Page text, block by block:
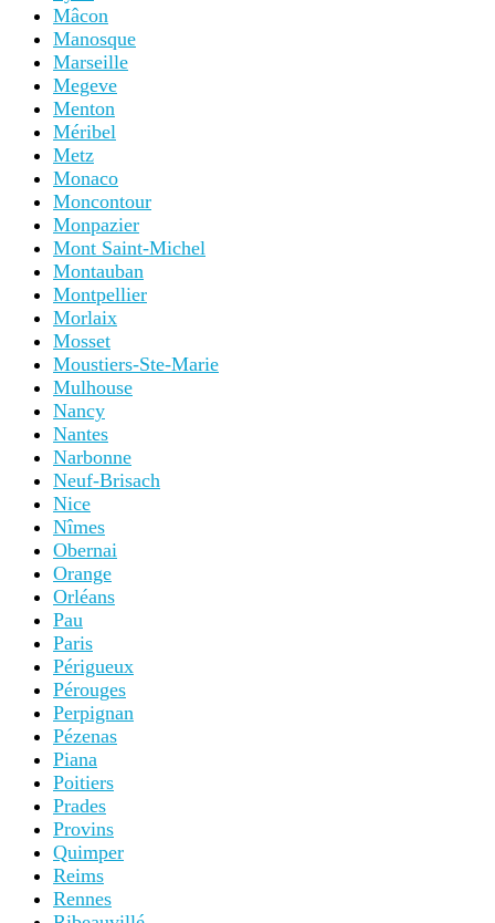
Mâcon
Manosque
Marseille
Megeve
Menton
Méribel
Metz
Monaco
Moncontour
Monpazier
Mont Saint-Michel
Montauban
Montpellier
Morlaix
Mosset
Moustiers-Ste-Marie
Mulhouse
Nancy
Nantes
Narbonne
Neuf-Brisach
Nice
Nîmes
Obernai
Orange
Orléans
Pau
Paris
Périgueux
Pérouges
Perpignan
Pézenas
Piana
Poitiers
Prades
Provins
Quimper
Reims
Rennes